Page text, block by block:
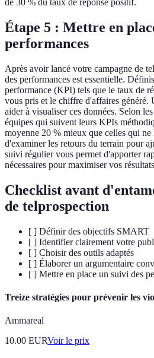
de 30 % du taux de réponse positif.
Étape 5 : Mettre en
performances
Après avoir lancé votre campagne de
des performances est essentielle.
performance (KPI) tels que le taux de
vous pris et le chiffre d'affaires généré.
aider à visualiser ces données. Selon
équipes qui suivent leurs KPIs
moyenne 20 % mieux que celles qui
d'examiner les retours du terrain pour
suivi régulier vous permet d'apporter
nécessaires pour maximiser vos
Checklist avant
de telprospection
[ ] Définir des objectifs SMART
[ ] Identifier clairement votre
[ ] Choisir des outils adaptés
[ ] Élaborer un argumentaire
[ ] Mettre en place un suivi des
Treize stratégies pour prévenir les
Ammareal
10.00 EURVoir le prix